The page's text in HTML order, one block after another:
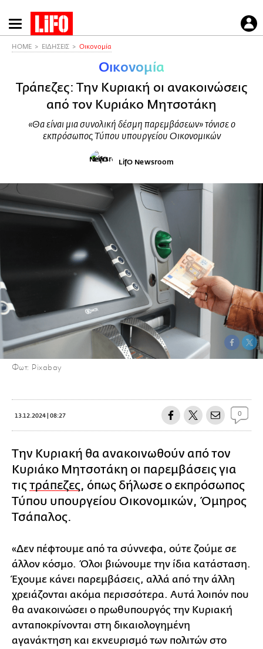
Παράκαμψη
προς
HOME ΕΙΔΗΣΕΙΣ Οικονομία
Οικονομία
Τράπεζες: Την Κυριακή οι ανακοινώσεις
από τον Κυριάκο Μητσοτάκη
«Θα είναι μια συνολική δέσμη παρεμβάσεων» τόνισε ο
εκπρόσωπος Τύπου υπουργείου Οικονομικών
LifO Newsroom
Φωτ: Pixabay
13.12.2024 | 08:27 0
Την Κυριακή θα ανακοινωθούν από τον
Κυριάκο Μητσοτάκη οι παρεμβάσεις για
τιςτράπεζες, όπως δήλωσε ο εκπρόσωπος
Τύπου υπουργείου Οικονομικών, Όμηρος
Τσάπαλος.
«Δεν πέφτουμε από τα σύννεφα, ούτε ζούμε σε
άλλον κόσμο. Όλοι βιώνουμε την ίδια κατάσταση.
Έχουμε κάνει παρεμβάσεις, αλλά από την άλλη
χρειάζονται ακόμα περισσότερα. Αυτά λοιπόν που
θα ανακοινώσει ο πρωθυπουργός την Κυριακή
ανταποκρίνονται στη δικαιολογημένη
αγανάκτηση και εκνευρισμό των πολιτών στο